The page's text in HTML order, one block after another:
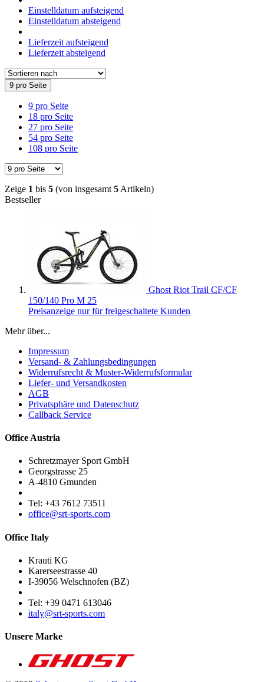
Einstelldatum aufsteigend
Einstelldatum absteigend
Lieferzeit aufsteigend
Lieferzeit absteigend
9 pro Seite
9 pro Seite
18 pro Seite
27 pro Seite
54 pro Seite
108 pro Seite
Zeige 1 bis 5 (von insgesamt 5 Artikeln)
Bestseller
Ghost Riot Trail CF/CF
150/140 Pro M 25
Preisanzeige nur für freigeschaltete Kunden
Mehr über...
Impressum
Versand- & Zahlungsbedingungen
Widerrufsrecht & Muster-Widerrufsformular
Liefer- und Versandkosten
AGB
Privatsphäre und Datenschutz
Callback Service
Office Austria
Schretzmayer Sport GmbH
Georgstrasse 25
A-4810 Gmunden
Tel: +43 7612 73511
office@srt-sports.com
Office Italy
Krauti KG
Karerseestrasse 40
I-39056 Welschnofen (BZ)
Tel: +39 0471 613046
italy@srt-sports.com
Unsere Marke